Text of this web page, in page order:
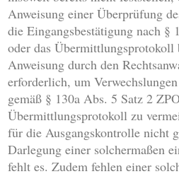
Anweisung einer Überprüfung
die Eingangsbestätigung nach §
oder das Übermittlungsprotokoll
Anweisung durch den
erforderlich, um
gemäß § 130a Abs. 5 Satz 2
Übermittlungsprotokoll zu
für die Ausgangskontrolle nicht
Darlegung einer solchermaßen
fehlt es. Zudem fehlen einer